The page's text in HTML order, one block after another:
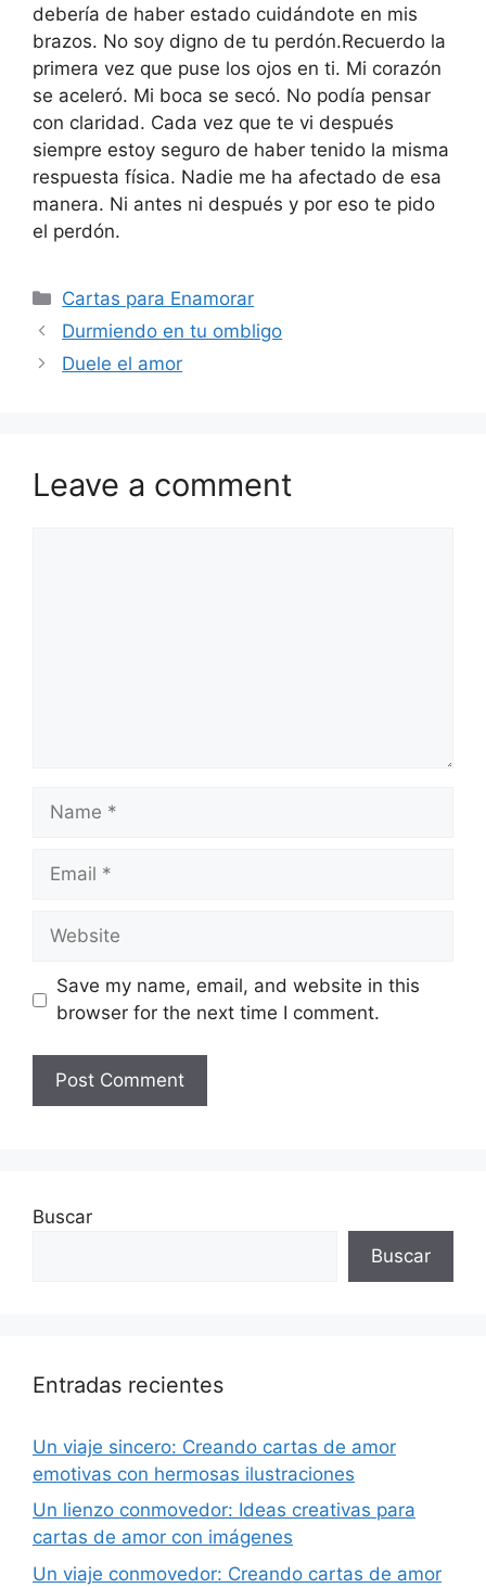
debería de haber estado cuidándote en mis
brazos. No soy digno de tu perdón.Recuerdo la
primera vez que puse los ojos en ti. Mi corazón
se aceleró. Mi boca se secó. No podía pensar
con claridad. Cada vez que te vi después
siempre estoy seguro de haber tenido la misma
respuesta física. Nadie me ha afectado de esa
manera. Ni antes ni después y por eso te pido
el perdón.
Categories
Cartas para Enamorar
Durmiendo en tu ombligo
Duele el amor
Leave a comment
Name
Email
Website
Save my name, email, and website in this
browser for the next time I comment.
Buscar
Buscar
Entradas recientes
Un viaje sincero: Creando cartas de amor
emotivas con hermosas ilustraciones
Un lienzo conmovedor: Ideas creativas para
cartas de amor con imágenes
Un viaje conmovedor: Creando cartas de amor